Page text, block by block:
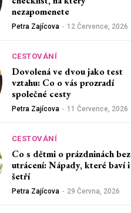
nezapomenete
Petra Zajícova - 12 Července, 2026
CESTOVÁNÍ
Dovolená ve dvou jako test
vztahu: Co o vás prozradí
společné cesty
Petra Zajícova - 11 Července, 2026
CESTOVÁNÍ
Co s dětmi o prázdninách bez
utrácení: Nápady, které baví i
šetří
Petra Zajícova - 29 Června, 2026